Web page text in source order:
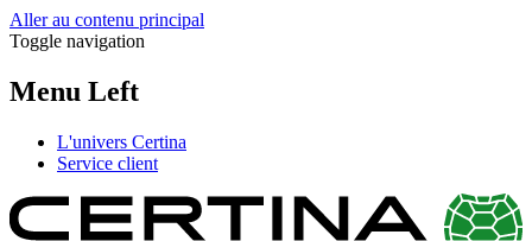
Aller au contenu principal
Toggle navigation
Menu Left
L'univers Certina
Service client